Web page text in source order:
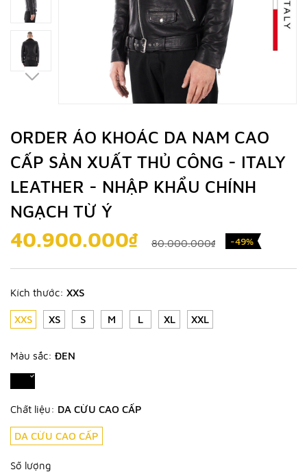
ORDER ÁO KHOÁC DA NAM CAO
CẤP SẢN XUẤT THỦ CÔNG - ITALY
LEATHER - NHẬP KHẨU CHÍNH
NGẠCH TỪ Ý
40.900.000₫ 80.000.000₫ -49%
Kích thước: XXS
XXS XS S M L XL XXL
Màu sắc: ĐEN
Chất liệu: DA CỪU CAO CẤP
DA CỪU CAO CẤP
Số lượng